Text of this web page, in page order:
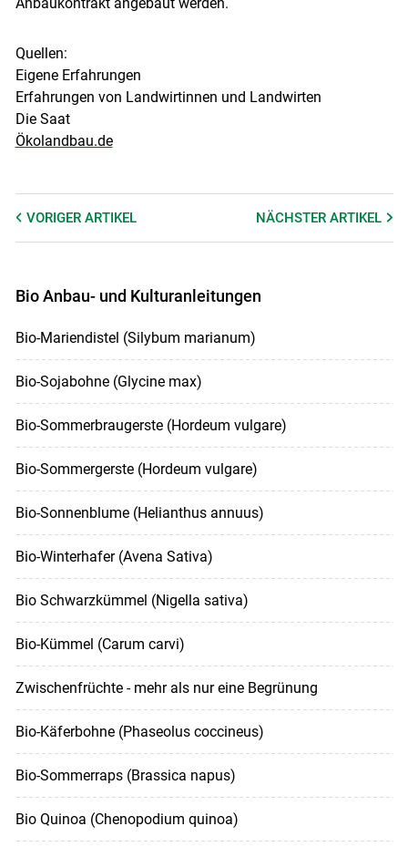
Quellen:
Eigene Erfahrungen
Erfahrungen von Landwirtinnen und Landwirten
Die Saat
Ökolandbau.de
VORIGER ARTIKEL NÄCHSTERARTIKEL
Bio Anbau- und Kulturanleitungen
Bio-Mariendistel (Silybum marianum)
Bio-Sojabohne (Glycine max)
Bio-Sommerbraugerste (Hordeum vulgare)
Bio-Sommergerste (Hordeum vulgare)
Bio-Sonnenblume (Helianthus annuus)
Bio-Winterhafer (Avena Sativa)
Bio Schwarzkümmel (Nigella sativa)
Bio-Kümmel (Carum carvi)
Zwischenfrüchte - mehr als nur eine Begrünung
Bio-Käferbohne (Phaseolus coccineus)
Bio-Sommerraps (Brassica napus)
Bio Quinoa (Chenopodium quinoa)